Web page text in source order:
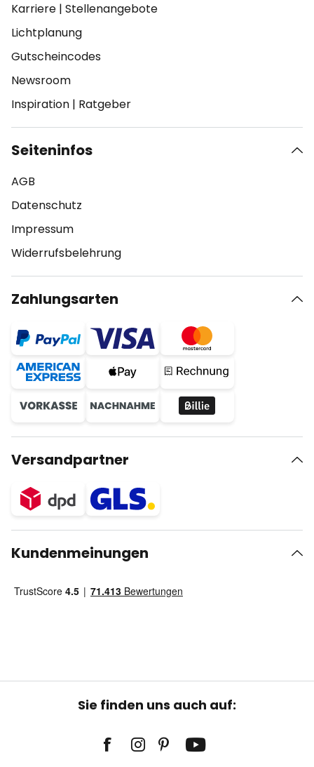
Karriere | Stellenangebote
Lichtplanung
Gutscheincodes
Newsroom
Inspiration | Ratgeber
Seiteninfos
AGB
Datenschutz
Impressum
Widerrufsbelehrung
Zahlungsarten
Versandpartner
Kundenmeinungen
Sie finden uns auch auf: